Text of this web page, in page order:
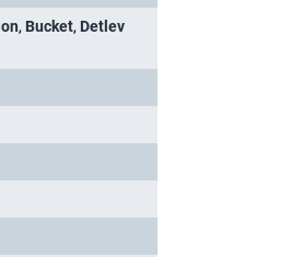
, Bucket, Detlev